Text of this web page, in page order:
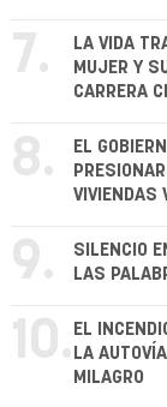
7.
LA VIDA
MUJER Y
CARRERA
8.
EL
VIVIENDAS
9.
SILENCIO
LAS
10. EL
LA
MILAGRO